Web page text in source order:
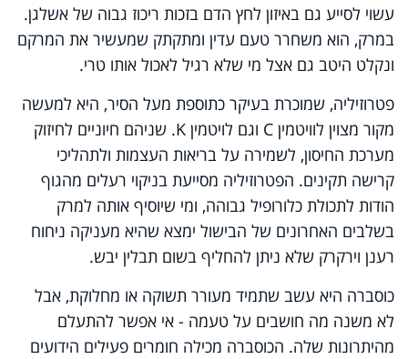
עשוי לסייע גם באיזון לחץ הדם בזכות ריכוז גבוה של אשלגן.
במרק, הוא משחרר טעם עדין ומתקתק שמעשיר את המרקם
ונקלט היטב גם אצל מי שלא רגיל לאכול אותו טרי.
פטרוזיליה, שמוכרת בעיקר כתוספת מעל הסיר, היא למעשה
מקור מצוין לוויטמין C וגם לויטמין K. שניהם חיוניים לחיזוק
מערכת החיסון, לשמירה על בריאות העצמות ולתהליכי
קרישה תקינים. הפטרוזיליה מסייעת בניקוי רעלים מהגוף
הודות לתכולת כלורופיל גבוהה, ומי שיוסיף אותה למרק
בשלבים האחרונים של הבישול ימצא שהיא מעניקה ניחוח
רענן וירקרק שלא ניתן להחליף בשום תבלין יבש.
כוסברה היא עשב שתמיד מעורר תשוקה או מחלוקת, אבל
לא משנה מה חושבים על טעמה - אי אפשר להתעלם
מהיתרונות שלה. הכוסברה מכילה חומרים פעילים הידועים